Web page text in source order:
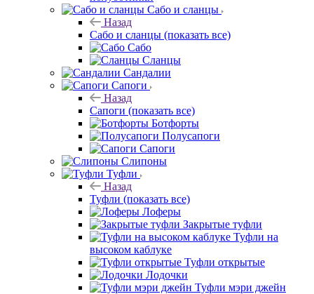
Сабо и сланцы
Назад
Сабо и сланцы (показать все)
Сабо
Сланцы
Сандалии
Сапоги
Назад
Сапоги (показать все)
Ботфорты
Полусапоги
Сапоги
Слипоны
Туфли
Назад
Туфли (показать все)
Лоферы
Закрытые туфли
Туфли на
высоком каблуке
Туфли открытые
Лодочки
Туфли мэри джейн